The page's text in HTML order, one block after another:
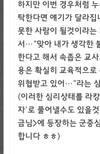
하지만 이번 경우처럼
탁한다면 얘기가 달라집
못한 사람이 될것이라는
서…”맞아 내가 생각한
한다고 해서 속좁은 교
용은 확실히 교육적으
위협받고 있어…”라는
(이러한 심리상태를 라
자’로 풀어낼수도 있을
금님>에 등장하는 군중
합니다 ㅎㅎ)